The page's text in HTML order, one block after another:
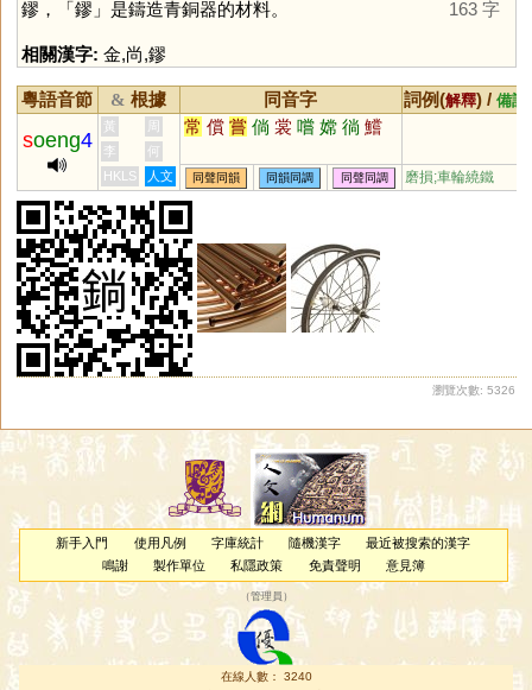
鏐，「鏐 」是鑄造青銅器的材料。 163 字
相關漢字: 金,尚,鏐
粵語音節 & 根據 同音字 詞例(解釋) / 備註
soeng4
黃 周 常 償 嘗 倘 裳 嚐 嫦 徜 鱨
李
何
HKLS
人文 同聲同韻 同韻同調 同聲同調 磨損;車輪繞鐵
瀏覽次數: 5326
新手入門 使用凡例 字庫統計 隨機漢字
最近被搜索的漢字
鳴謝
製作單位 私隱政策 免責聲明 意見簿
（管理員 ）
在線人數： 3240